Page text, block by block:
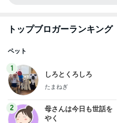
トップブロガーランキング
ペット
1
しろとくろしろ
たまねぎ
2
母さんは今日も世話を
やく